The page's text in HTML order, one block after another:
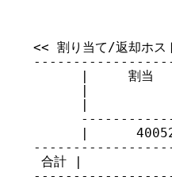
<< 割り当て/返却ホス
|     割当
|
|
|
合計 |